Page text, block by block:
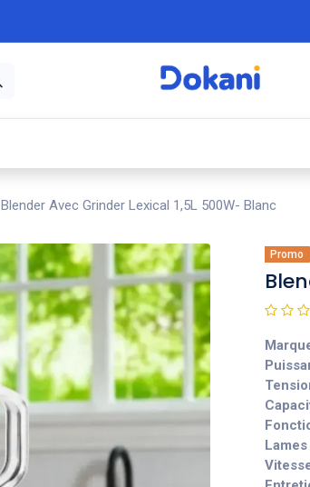
Blender Avec Grinder Lexical 1,5L 500W- Blanc
Promo
Lames